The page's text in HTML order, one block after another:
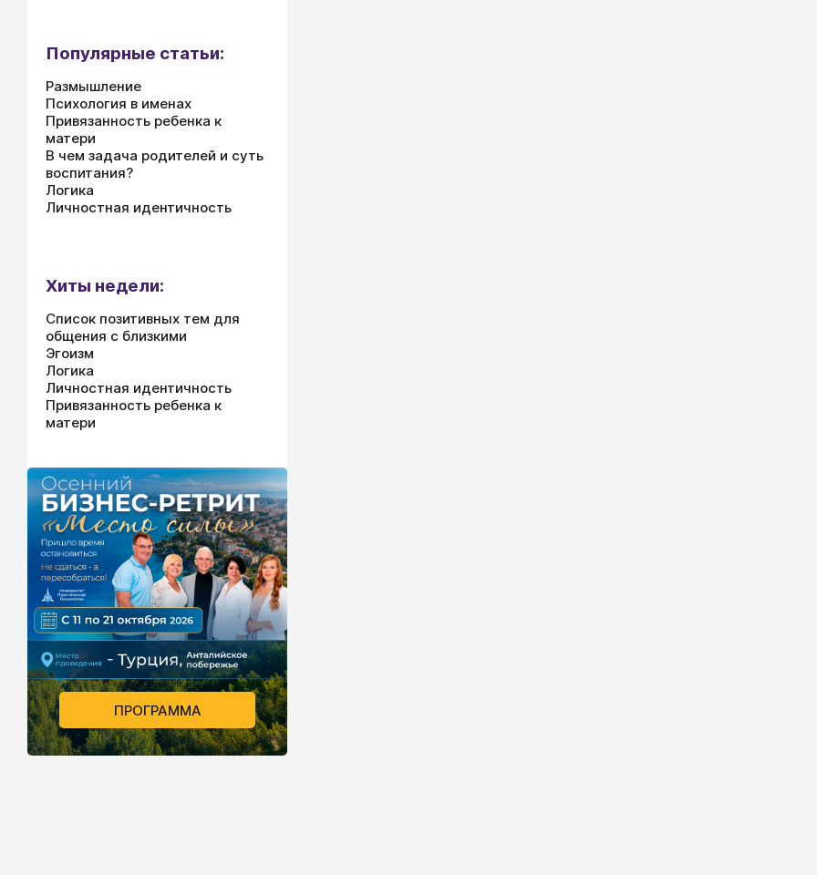
Популярные статьи:
Размышление
Психология в именах
Привязанность ребенка к
матери
В чем задача родителей и суть
воспитания?
Логика
Личностная идентичность
Хиты недели:
Список позитивных тем для
общения с близкими
Эгоизм
Логика
Личностная идентичность
Привязанность ребенка к
матери
ПРОГРАММА